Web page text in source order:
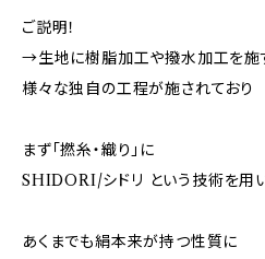
ご説明！
→生地に樹脂加工や撥水加工を施
様々な独自の工程が施されており
まず「撚糸・織り」に
SHIDORI/シドリ という技術を用
あくまでも絹本来が持つ性質に